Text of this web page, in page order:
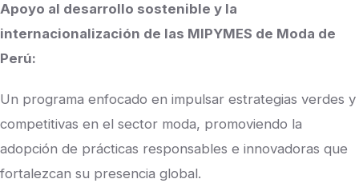
Apoyo al desarrollo sostenible y la
internacionalización de las MIPYMES de Moda de
Perú:
Un programa enfocado en impulsar estrategias verdes y
competitivas en el sector moda, promoviendo la
adopción de prácticas responsables e innovadoras que
fortalezcan su presencia global.